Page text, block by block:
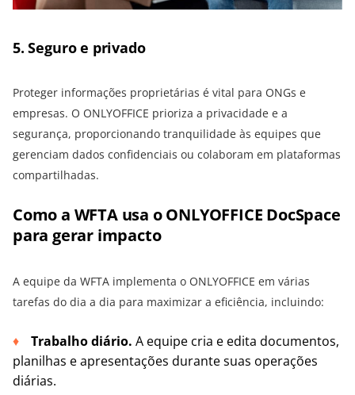
5. Seguro e privado
Proteger informações proprietárias é vital para ONGs e
empresas. O ONLYOFFICE prioriza a privacidade e a
segurança, proporcionando tranquilidade às equipes que
gerenciam dados confidenciais ou colaboram em plataformas
compartilhadas.
Como a WFTA usa o ONLYOFFICE DocSpace
para gerar impacto
A equipe da WFTA implementa o ONLYOFFICE em várias
tarefas do dia a dia para maximizar a eficiência, incluindo:
Trabalho diário. A equipe cria e edita documentos,
planilhas e apresentações durante suas operações
diárias.